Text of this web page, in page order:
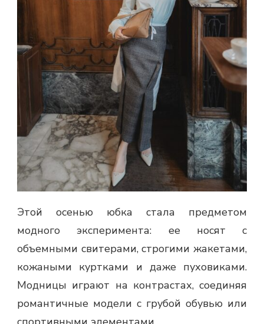
Этой осенью юбка стала предметом
модного эксперимента: ее носят с
объемными свитерами, строгими жакетами,
кожаными куртками и даже пуховиками.
Модницы играют на контрастах, соединяя
романтичные модели с грубой обувью или